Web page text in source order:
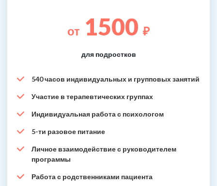
от 1500 ₽
для подростков
540 часов индивидуальных и групповых занятий
Участие в терапевтических группах
Индивидуальная работа с психологом
5-ти разовое питание
Личное взаимодействие с руководителем
программы
Работа с родственниками пациента